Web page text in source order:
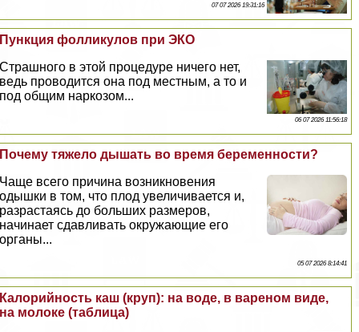
07 07 2026 19:31:16
Пункция фолликулов при ЭКО
Страшного в этой процедуре ничего нет,
ведь проводится она под местным, а то и
под общим наркозом...
06 07 2026 11:56:18
Почему тяжело дышать во время беременности?
Чаще всего причина возникновения
одышки в том, что плод увеличивается и,
разрастаясь до больших размеров,
начинает сдавливать окружающие его
органы...
05 07 2026 8:14:41
Калорийность каш (круп): на воде, в вареном виде,
на молоке (таблица)